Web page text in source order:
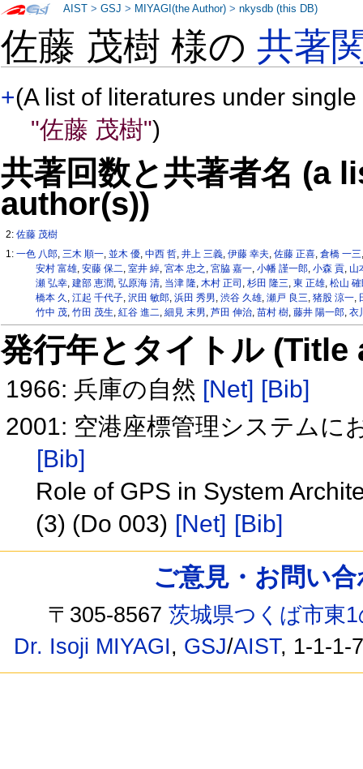
佐藤 茂樹 様の共著
+(A list of literatures under
"佐藤 茂樹")
共著回数と共著者名 (a
author(s))
2:佐藤 茂樹
1:一色 八郎,三木 順一,並木 優,中西 哲,井上 三義,伊藤 幸夫,佐藤 正喜,倉橋 一三
安村 富雄, 安藤 保二, 室井 綽, 宮本 忠之 , 宮脇 嘉一, 小幡 謹一郎, 小森 貢, 山
瀬 弘幸, 建部 恵潤, 弘原海 清, 当津 隆, 木村 正司 , 杉田 隆三, 東 正雄, 松山 確
橋本 久 , 江起 千代子, 沢田 敏郎, 浜田 秀男, 渋谷 久雄, 瀬戸 良三, 猪股 涼一,
竹中 茂, 竹田 茂生, 紅谷 進二, 細見 末男, 芦田 伸治, 苗村 樹, 藤井 陽一郎, 衣
発行年とタイトル
1966: 兵庫の自然 [Net] [Bib]
2001: 空港座標管理システムに
[Bib]
Role of GPS in System
(3) (Do 003) [Net] [Bib]
AIST >GSJ > MIYAGI(the Author) >nkysdb (this DB)
ご意見・お問い
〒305-8567茨城県つくば市東
Dr. Isoji MIYAGI, GSJ/AIST, 1-1-1-